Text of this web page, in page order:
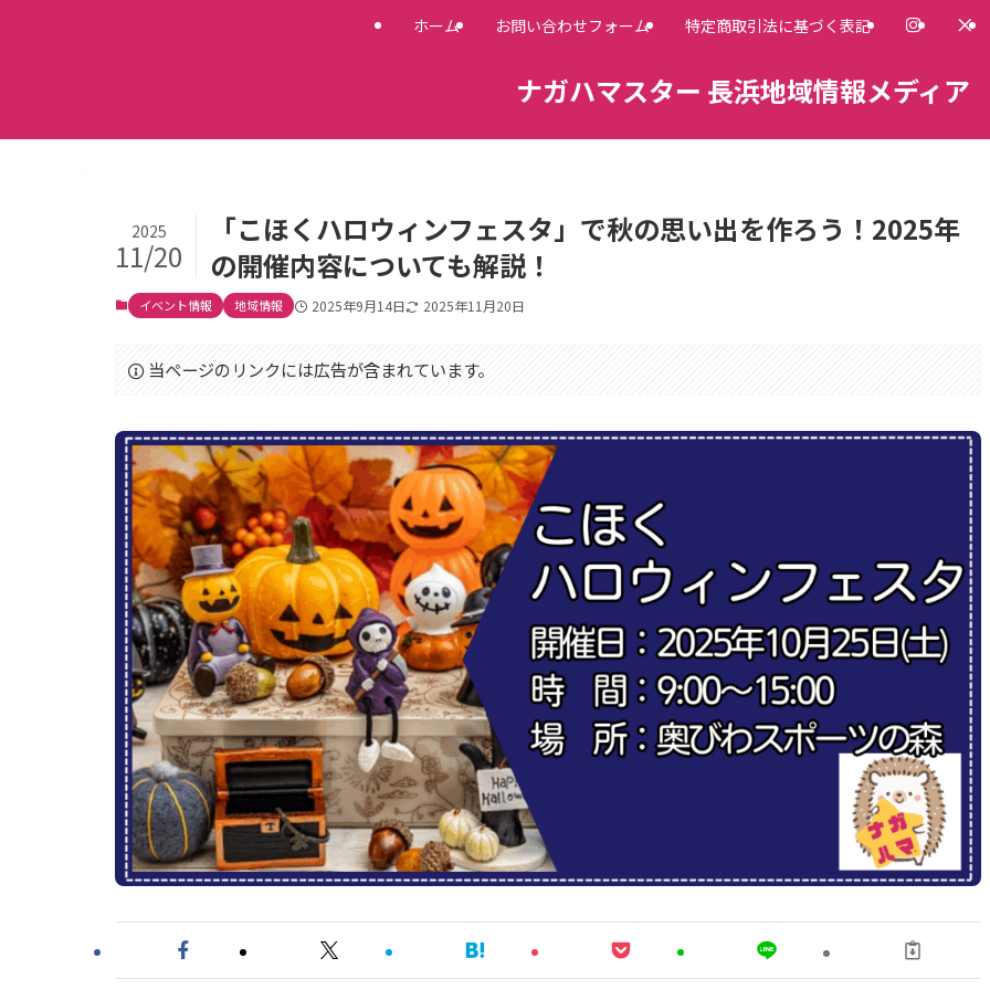
ナガハマスター 長浜地域情報メディア
ホーム お問い合わせフォーム 特定商取引法に基づく表記
「こほくハロウィンフェスタ」で秋の思い出を作ろう！2025年
の開催内容についても解説！
2025
11/20
イベント情報 地域情報 2025年9月14日 2025年11月20日
当ページのリンクには広告が含まれています。